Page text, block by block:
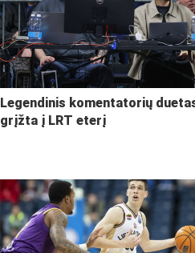
Legendinis komentatorių
grįžta į LRT eterį